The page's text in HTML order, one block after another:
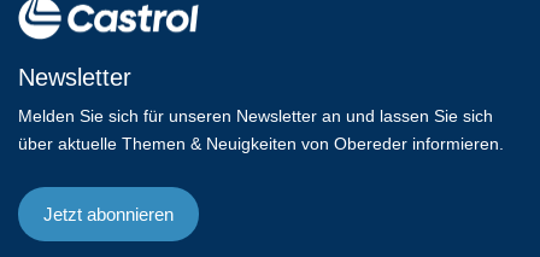
Newsletter
Melden Sie sich für unseren Newsletter an und lassen Sie sich
über aktuelle Themen & Neuigkeiten von Obereder informieren.
Jetzt abonnieren